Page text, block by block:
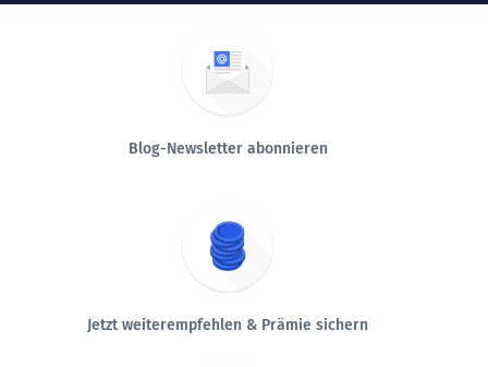
Blog-Newsletter abonnieren
Jetzt weiterempfehlen & Prämie sichern